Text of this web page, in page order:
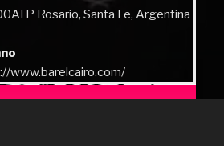
Rosario, Santa Fe, Argentina
www.barelcairo.com/